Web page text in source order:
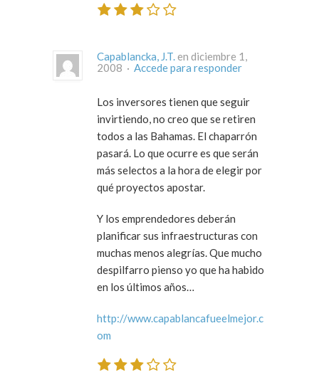
Capablancka, J.T. en diciembre 1,
2008 · Accede para responder
Los inversores tienen que seguir
invirtiendo, no creo que se retiren
todos a las Bahamas. El chaparrón
pasará. Lo que ocurre es que serán
más selectos a la hora de elegir por
qué proyectos apostar.
Y los emprendedores deberán
planificar sus infraestructuras con
muchas menos alegrías. Que mucho
despilfarro pienso yo que ha habido
en los últimos años…
http://www.capablancafueelmejor.c
om